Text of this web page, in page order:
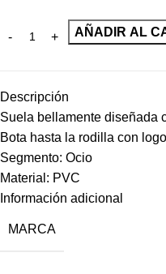
AÑADIR AL
Descripción
Suela bellamente diseñada
Bota hasta la rodilla con
Segmento: Ocio
Material: PVC
Información adicional
MARCA